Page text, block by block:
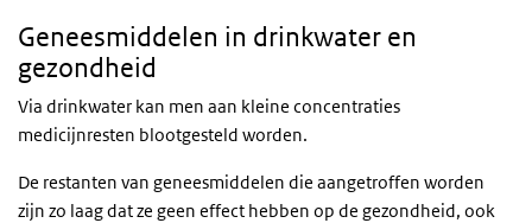
Geneesmiddelen in drinkwater en
gezondheid
Via drinkwater kan men aan kleine concentraties
medicijnresten blootgesteld worden.
De restanten van geneesmiddelen die aangetroffen worden
zijn zo laag dat ze geen effect hebben op de gezondheid, ook